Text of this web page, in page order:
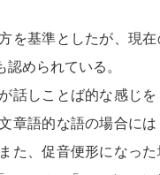
を基準としたが、現在
められている。
話しことば的な感じを
章語的な語の場合に
た、促音便形になっ